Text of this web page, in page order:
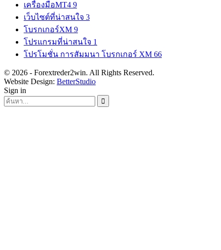
เครื่องมือMT4 9
เว็บไซต์ที่น่าสนใจ 3
โบรกเกอร์XM 9
โปรแกรมที่น่าสนใจ 1
โปรโมชั่น การสัมมนา โบรกเกอร์ XM 66
© 2026 - Forextreder2win. All Rights Reserved.
Website Design: BetterStudio
Sign in